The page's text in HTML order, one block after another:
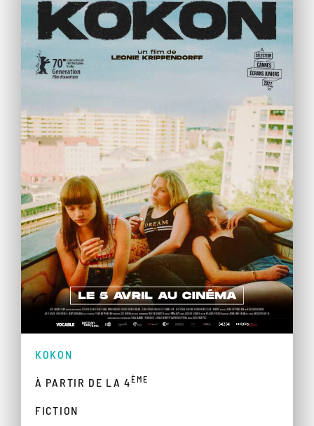
KOKON
À PARTIR DE LA 4ÈME
FICTION